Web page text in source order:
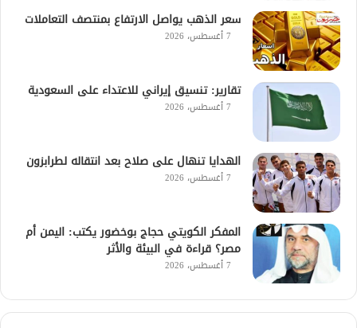
سعر الذهب يواصل الارتفاع بمنتصف التعاملات
7 أغسطس، 2026
تقارير: تنسيق إيراني للاعتداء على السعودية
7 أغسطس، 2026
الهدايا تنهال على صلاح بعد انتقاله لطرابزون
7 أغسطس، 2026
المفكر الكويتي حجاج بوخضور يكتب: اليمن أم
مصر؟ قراءة في البيئة والأثر
7 أغسطس، 2026